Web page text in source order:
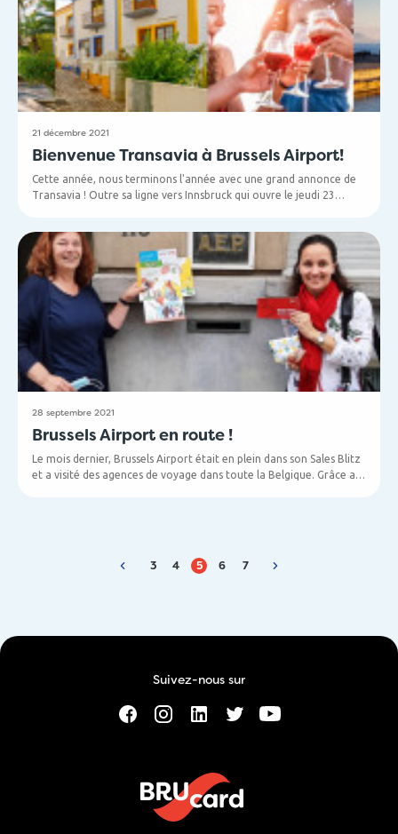
inquiétez pas : tant que vous n'avez pas reçu la nouvelle carte,
votre carte actuelle reste valable.
21 décembre 2021
Bienvenue Transavia à Brussels Airport!
Cette année, nous terminons l'année avec une grand annonce de
Transavia ! Outre sa ligne vers Innsbruck qui ouvre le jeudi 23
dès l'été prochain.
28 septembre 2021
Brussels Airport en route !
Le mois dernier, Brussels Airport était en plein dans son Sales Blitz
et a visité des agences de voyage dans toute la Belgique. Grâce au
3 4 5 6 7
Suivez-nous sur